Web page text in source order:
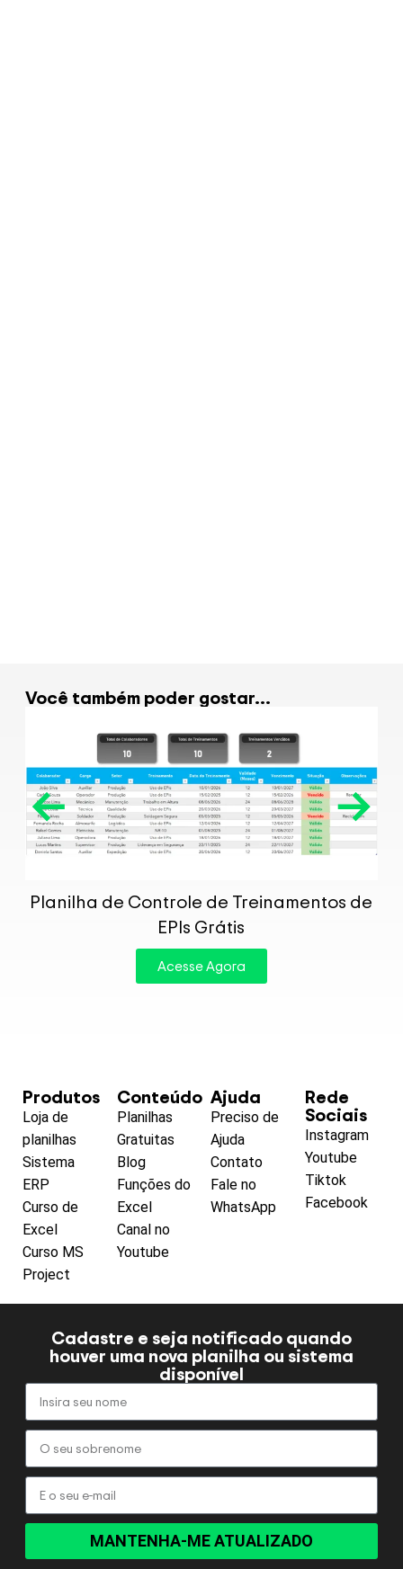
Você também poder gostar...
Planilha de Controle de Treinamentos de
EPIs Grátis
Acesse Agora
Produtos
Loja de
planilhas
Sistema
ERP
Curso de
Excel
Curso MS
Project
Conteúdo
Planilhas
Gratuitas
Blog
Funções do
Excel
Canal no
Youtube
Ajuda
Preciso de
Ajuda
Contato
Fale no
WhatsApp
Rede
Sociais
Instagram
Youtube
Tiktok
Facebook
Cadastre e seja notificado quando
houver uma nova planilha ou sistema
disponível
MANTENHA-ME ATUALIZADO